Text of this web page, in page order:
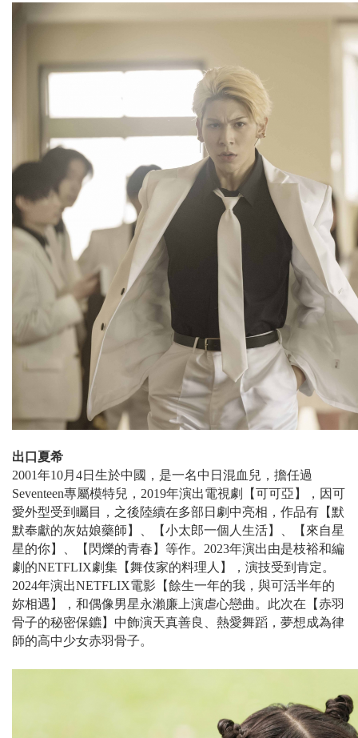
出口夏希
2001年10月4日生於中國，是一名中日混血兒，擔任過
Seventeen專屬模特兒，2019年演出電視劇【可可亞】，因可
愛外型受到矚目，之後陸續在多部日劇中亮相，作品有【默
默奉獻的灰姑娘藥師】、【小太郎一個人生活】、【來自星
星的你】、【閃爍的青春】等作。2023年演出由是枝裕和編
劇的NETFLIX劇集【舞伎家的料理人】，演技受到肯定。
2024年演出NETFLIX電影【餘生一年的我，與可活半年的
妳相遇】，和偶像男星永瀨廉上演虐心戀曲。此次在【赤羽
骨子的秘密保鑣】中飾演天真善良、熱愛舞蹈，夢想成為律
師的高中少女赤羽骨子。